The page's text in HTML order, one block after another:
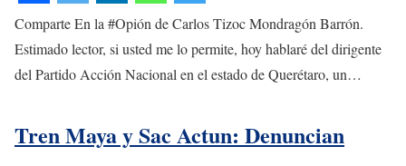
Comparte En la #Opión de Carlos Tizoc Mondragón Barrón.
Estimado lector, si usted me lo permite, hoy hablaré del dirigente
del Partido Acción Nacional en el estado de Querétaro, un…
Tren Maya y Sac Actun: Denuncian